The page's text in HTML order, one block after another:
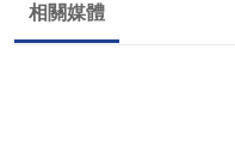
相關媒體